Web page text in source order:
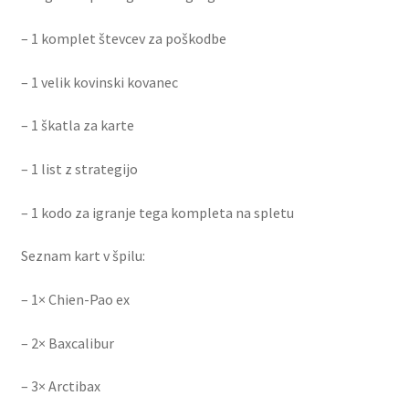
– 1 komplet števcev za poškodbe
– 1 velik kovinski kovanec
– 1 škatla za karte
– 1 list z strategijo
– 1 kodo za igranje tega kompleta na spletu
Seznam kart v špilu:
– 1× Chien-Pao ex
– 2× Baxcalibur
– 3× Arctibax